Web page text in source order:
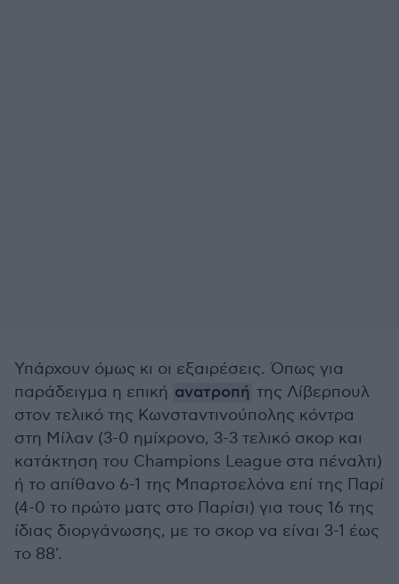
Υπάρχουν όμως κι οι εξαιρέσεις. Όπως για
παράδειγμα η επική ανατροπή της Λίβερπουλ
στον τελικό της Κωνσταντινούπολης κόντρα
στη Μίλαν (3-0 ημίχρονο, 3-3 τελικό σκορ και
κατάκτηση του Champions League στα πέναλτι)
ή το απίθανο 6-1 της Μπαρτσελόνα επί της Παρί
(4-0 το πρώτο ματς στο Παρίσι) για τους 16 της
ίδιας διοργάνωσης, με το σκορ να είναι 3-1 έως
το 88'.